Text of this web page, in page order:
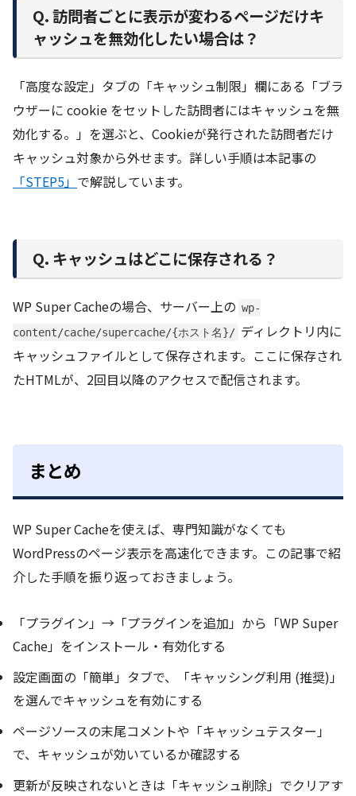
Q. 訪問者ごとに表示が変わるページだけキ
ャッシュを無効化したい場合は？
「高度な設定」タブの「キャッシュ制限」欄にある「ブラ
ウザーに cookie をセットした訪問者にはキャッシュを無
効化する。」を選ぶと、Cookieが発行された訪問者だけ
キャッシュ対象から外せます。詳しい手順は本記事の
「STEP5」 で解説しています。
Q. キャッシュはどこに保存される？
WP Super Cacheの場合、サーバー上の wp-
content/cache/supercache/{ホスト名}/ ディレクトリ内に
キャッシュファイルとして保存されます。ここに保存され
たHTMLが、2回目以降のアクセスで配信されます。
まとめ
WP Super Cacheを使えば、専門知識がなくても
WordPressのページ表示を高速化できます。この記事で紹
介した手順を振り返っておきましょう。
「プラグイン」→「プラグインを追加」から「WP Super
Cache」をインストール・有効化する
設定画面の「簡単」タブで、「キャッシング利用 (推奨)」
を選んでキャッシュを有効にする
ページソースの末尾コメントや「キャッシュテスター」
で、キャッシュが効いているか確認する
更新が反映されないときは「キャッシュ削除」でクリアす